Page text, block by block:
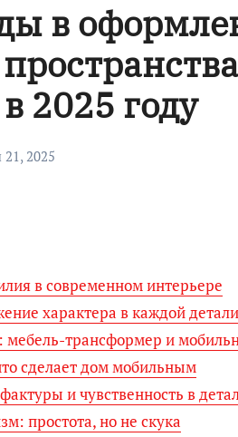
в
2025 году
2025
в современном интерьере
характера в каждой детали
мебель-трансформер и
сделает дом мобильным
и чувственность в
простота, но не скука